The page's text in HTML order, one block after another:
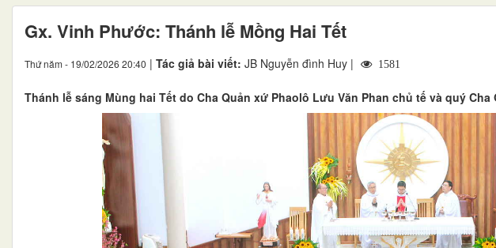
Gx. Vinh Phước: Thánh lễ Mồng Hai Tết
Thứ năm - 19/02/2026 20:40 | Tác giả bài viết: JB Nguyễn đình Huy | 1581
Thánh lễ sáng Mùng hai Tết do Cha Quản xứ Phaolô Lưu Văn Phan chủ tế và quý